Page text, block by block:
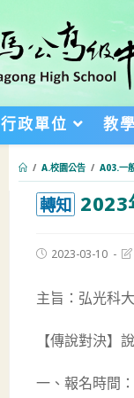
行政單位 教
/ A.校園公告 / A03.一
轉知 2023
Post2023-03-10
主旨：弘光科
【傳說對決】
一、報名時間